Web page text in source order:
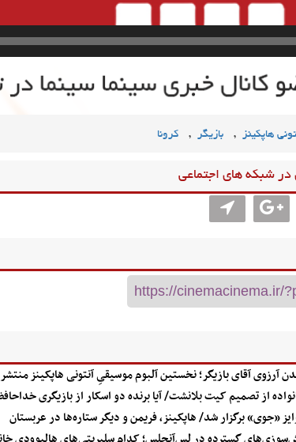
هاپکینز , بازیگر , کرونا
شبکه های اجتماعی
آرزوی آقای بازیگر؛ نخستین آلبوم موسیقیِ آنتونی هاپکینز
از تصمیم کیت بلانشت/ آیا برنده دو اسکار از بازیگری
«جوی» برگزار شد/ هاپکینز، فریمن و دیگر ستاره‌ها در عربستان